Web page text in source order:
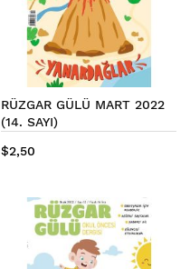
RÜZGAR GÜLÜ MART 2022
(14. SAYI)
$2,50